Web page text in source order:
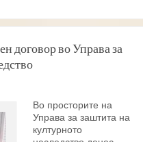
договор во Управа за
Во просторите на
Управа за заштита на
културното